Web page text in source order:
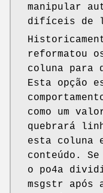
manipular
difíceis de
reformatou
coluna para
Esta opção
como um
quebrará
esta coluna
conteúdo.
o po4a
msgstr após